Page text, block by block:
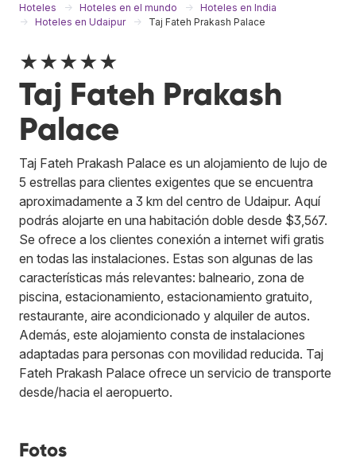
Hoteles Hoteles en el mundo
Hoteles en India
Hoteles en Udaipur
Taj Fateh Prakash Palace
★★★★★
Taj Fateh Prakash
Palace
Taj Fateh Prakash Palace es un alojamiento de lujo de
5 estrellas para clientes exigentes que se encuentra
aproximadamente a 3 km del centro de Udaipur. Aquí
podrás alojarte en una habitación doble desde $3,567.
Se ofrece a los clientes conexión a internet wifi gratis
en todas las instalaciones. Estas son algunas de las
características más relevantes: balneario, zona de
piscina, estacionamiento, estacionamiento gratuito,
restaurante, aire acondicionado y alquiler de autos.
Además, este alojamiento consta de instalaciones
adaptadas para personas con movilidad reducida. Taj
Fateh Prakash Palace ofrece un servicio de transporte
desde/hacia el aeropuerto.
Fotos